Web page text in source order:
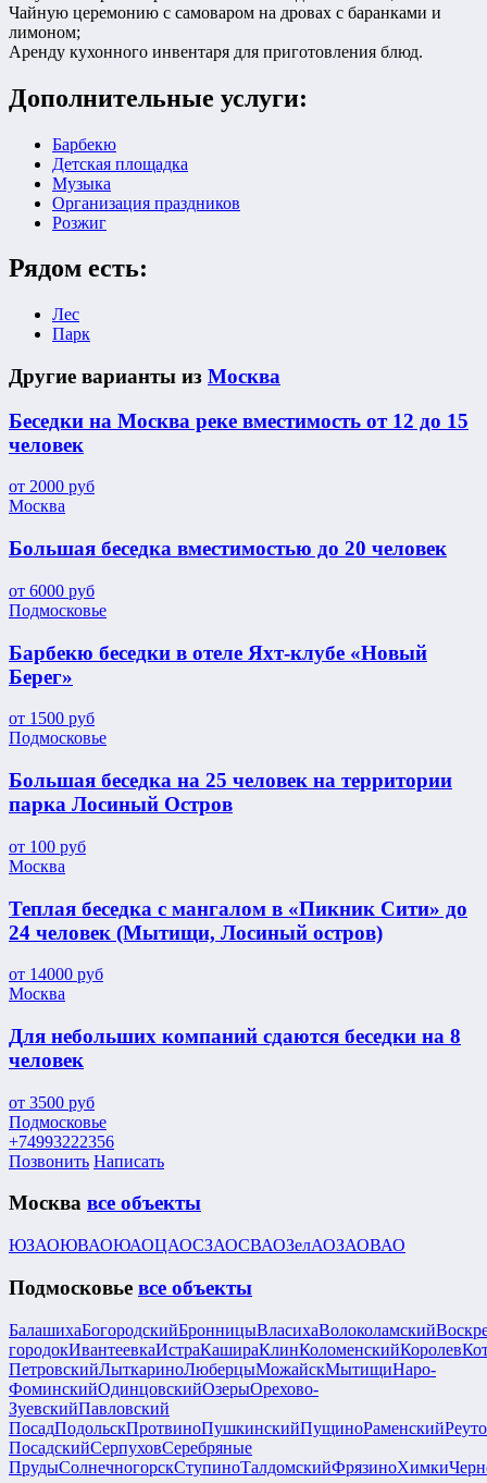
Чайную церемонию с самоваром на дровах с баранками и
лимоном;
Аренду кухонного инвентаря для приготовления блюд.
Дополнительные услуги:
Барбекю
Детская площадка
Музыка
Организация праздников
Розжиг
Рядом есть:
Лес
Парк
Другие варианты из Москва
Беседки на Москва реке вместимость от 12 до 15
человек
от 2000 руб
Москва
Большая беседка вместимостью до 20 человек
от 6000 руб
Подмосковье
Барбекю беседки в отеле Яхт-клубе «Новый
Берег»
от 1500 руб
Подмосковье
Большая беседка на 25 человек на территории
парка Лосиный Остров
от 100 руб
Москва
Теплая беседка с мангалом в «Пикник Сити» до
24 человек (Мытищи, Лосиный остров)
от 14000 руб
Москва
Для небольших компаний сдаются беседки на 8
человек
от 3500 руб
Подмосковье
+74993222356
Позвонить Написать
Москва все объекты
ЮЗАОЮВАОЮАОЦАОСЗАОСВАОЗелАОЗАОВАО
Подмосковье все объекты
БалашихаБогородскийБронницыВласихаВолоколамский
городокИвантеевкаИстраКашираКлинКоломенскийКоролев
ПетровскийЛыткариноЛюберцыМожайскМытищиНаро-
ФоминскийОдинцовскийОзерыОрехово-
ЗуевскийПавловский
ПосадПодольскПротвиноПушкинскийПущиноРаменский
ПосадскийСерпуховСеребряные
ПрудыСолнечногорскСтупиноТалдомскийФрязиноХимки